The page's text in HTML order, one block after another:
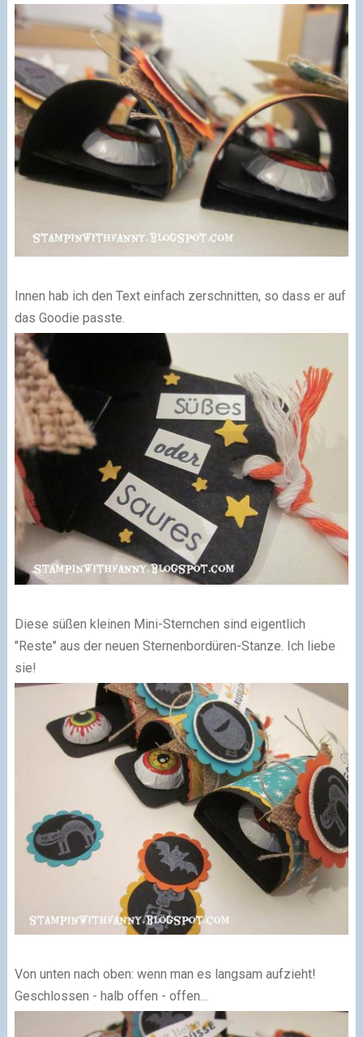
Innen hab ich den Text einfach zerschnitten, so dass er auf
das Goodie passte.
Diese süßen kleinen Mini-Sternchen sind eigentlich
"Reste" aus der neuen Sternenbordüren-Stanze. Ich liebe
sie!
Von unten nach oben: wenn man es langsam aufzieht!
Geschlossen - halb offen - offen...